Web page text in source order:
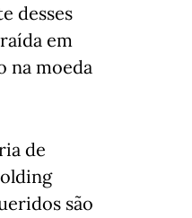
desses
em
na moeda
de
são